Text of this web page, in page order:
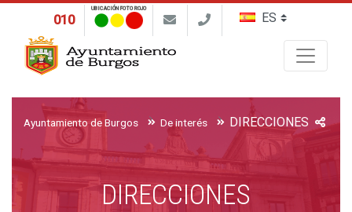
010
UBICACIÓN FOTO ROJO
Ayuntamiento de Burgos De interés DIRECCIONES
DIRECCIONES